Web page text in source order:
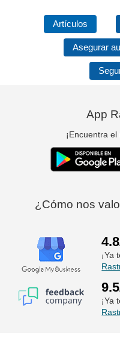
Artículos
Asegurar
App
¡Encuentra
¿Cómo nos
¡Ya
¡Ya